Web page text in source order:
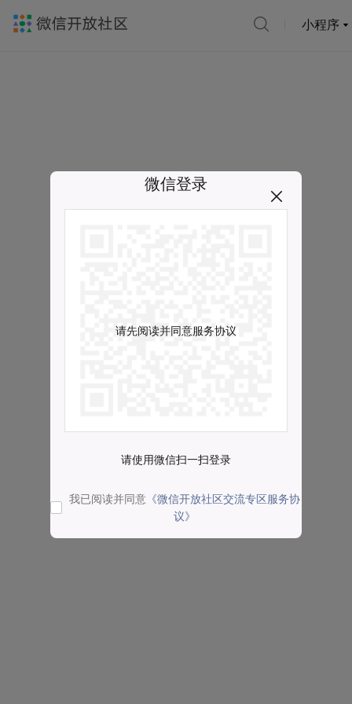
小程序
微信登录
请先阅读并同意服务协议
请使用微信扫一扫登录
我已阅读并同意 《微信开放社区交流专区服务协
议》